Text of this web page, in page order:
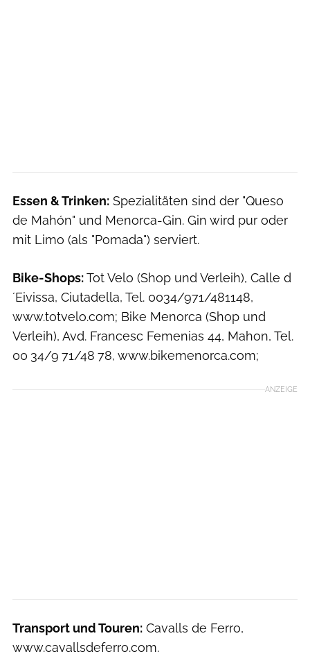
Essen & Trinken: Spezialitäten sind der "Queso
de Mahón" und Menorca-Gin. Gin wird pur oder
mit Limo (als "Pomada") serviert.
Bike-Shops:Tot Velo (Shop und Verleih), Calle d
´Eivissa, Ciutadella, Tel. 0034/971/481148,
www.totvelo.com; Bike Menorca (Shop und
Verleih), Avd. Francesc ­Femenias 44, Mahon, Tel.
00 34/9 71/48 78, www.bikemenorca.com;
ANZEIGE
Transport und Touren: Cavalls de Ferro,
www.cavallsdeferro.com.